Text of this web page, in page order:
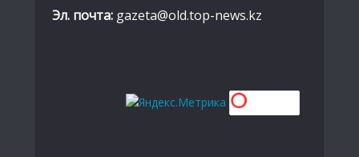
Эл. почта: gazeta@old.top-news.kz